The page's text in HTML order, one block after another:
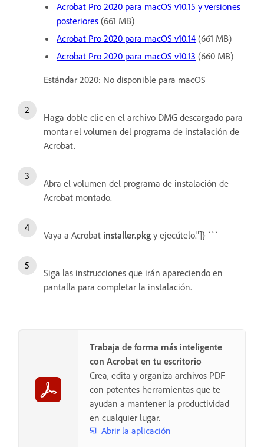
Acrobat Pro 2020 para macOS v10.15 y versiones
posteriores (661 MB)
Acrobat Pro 2020 para macOS v10.14 (661 MB)
Acrobat Pro 2020 para macOS v10.13 (660 MB)
Estándar 2020: No disponible para macOS
Haga doble clic en el archivo DMG descargado para
montar el volumen del programa de instalación de
Acrobat.
Abra el volumen del programa de instalación de
Acrobat montado.
Vaya a Acrobat installer.pkg y ejecútelo."]} ```
Siga las instrucciones que irán apareciendo en
pantalla para completar la instalación.
Trabaja de forma más inteligente
con Acrobat en tu escritorio
Crea, edita y organiza archivos PDF
con potentes herramientas que te
ayudan a mantener la productividad
en cualquier lugar.
Abrir la aplicación